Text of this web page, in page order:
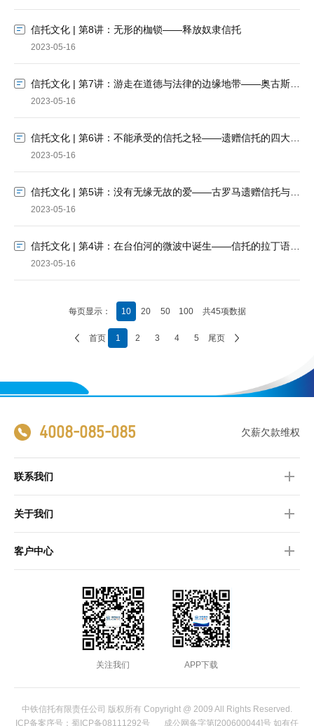
信托文化 | 第8讲：无形的枷锁——释放奴隶信托
2023-05-16
信托文化 | 第7讲：游走在道德与法律的边缘地带——奥古斯都即位前的信托
2023-05-16
信托文化 | 第6讲：不能承受的信托之轻——遗赠信托的四大规则
2023-05-16
信托文化 | 第5讲：没有无缘无故的爱——古罗马遗赠信托与元老院的大佬们
2023-05-16
信托文化 | 第4讲：在台伯河的微波中诞生——信托的拉丁语溯源和法律的成文化
2023-05-16
每页显示： 10 20 50 100 共45项数据
首页 1 2 3 4 5 尾页
4008-085-085 欠薪欠款维权
联系我们
关于我们
客户中心
关注我们 APP下载
中铁信托有限责任公司 版权所有 Copyright @ 2009 All Rights Reserved.
ICP备案序号：蜀ICP备08111292号
成公网备字第[200600044]号 如有任